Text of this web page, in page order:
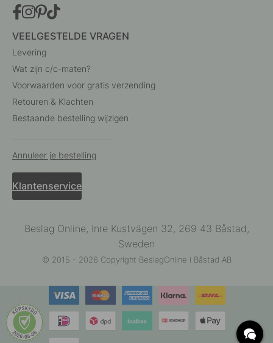
VEELGESTELDE VRAGEN
Levering
Wat zijn c/c-maten?
Voorwaarden voor gratis verzending
Retouren & Klachten
Bestaande bestelling wijzigen
Annuleer je bestelling
Klantenservice
Beslag Online, Inre Kustvägen 32, 269 43 Båstad,
Sweden
© 2015 - 2026 Copyright BeslagOnline i Båstad AB